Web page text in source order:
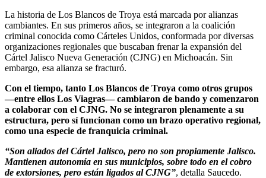
La historia de Los Blancos de Troya está marcada por alianzas
cambiantes. En sus primeros años, se integraron a la coalición
criminal conocida como Cárteles Unidos, conformada por diversas
organizaciones regionales que buscaban frenar la expansión del
Cártel Jalisco Nueva Generación (CJNG) en Michoacán. Sin
embargo, esa alianza se fracturó.
Con el tiempo, tanto Los Blancos de Troya como otros grupos
—entre ellos Los Viagras— cambiaron de bando y comenzaron
a colaborar con el CJNG. No se integraron plenamente a su
estructura, pero sí funcionan como un brazo operativo regional,
como una especie de franquicia criminal.
“Son aliados del Cártel Jalisco, pero no son propiamente Jalisco.
Mantienen autonomía en sus municipios, sobre todo en el cobro
de extorsiones, pero están ligados al CJNG”, detalla Saucedo.